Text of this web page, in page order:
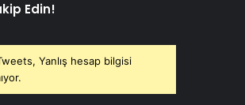
Edin!
Yanlış hesap bilgisi